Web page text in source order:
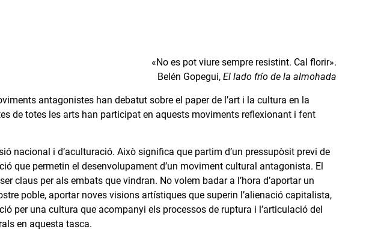
«No es pot viure sempre resistint. Cal florir».
Belén Gopegui, El lado frío de la almohada
antagonistes han debatut sobre el paper de l’art i la cultura en la
de totes les arts han participat en aquests moviments reflexionant i fent
nacional i d’aculturació. Això significa que partim d’un pressupòsit previ de
que permetin el desenvolupament d’un moviment cultural antagonista. El
claus per als embats que vindran. No volem badar a l’hora d’aportar un
poble, aportar noves visions artístiques que superin l’alienació capitalista,
per una cultura que acompanyi els processos de ruptura i l’articulació del
en aquesta tasca.